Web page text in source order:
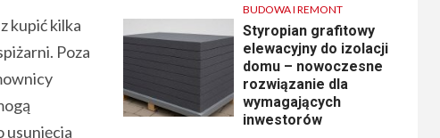
kupić kilka
Poza
usunięcia
BUDOWA I REMONT
Styropian grafitowy
elewacyjny do izolacji
domu – nowoczesne
rozwiązanie dla
wymagających
inwestorów